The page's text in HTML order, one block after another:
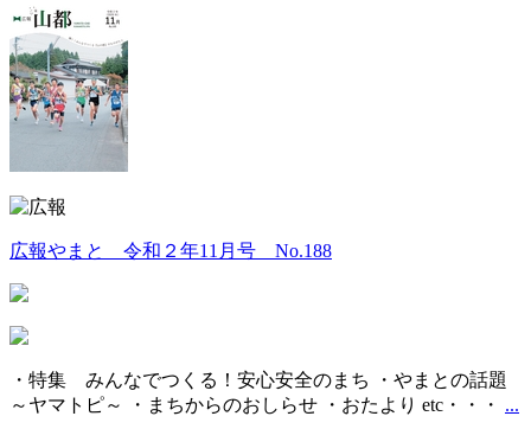
広報やまと 令和２年11月号 No.188
・特集 みんなでつくる！安心安全のまち ・やまとの話題
～ヤマトピ～ ・まちからのおしらせ ・おたより etc・・・ ...